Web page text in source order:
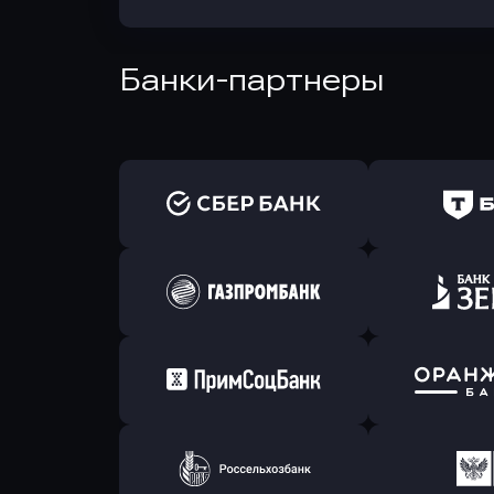
Банки-партнеры
Оправить заявку
в Сбербанк
в Т-Банк
Оправить заявку
в Газпромбанк
в
Оправить заявку
в Примсоцбанк
в Банк